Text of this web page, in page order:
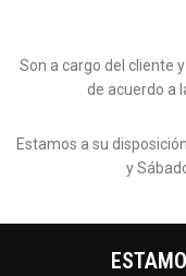
Son a cargo del cliente
de acuerdo a
Estamos a su
y